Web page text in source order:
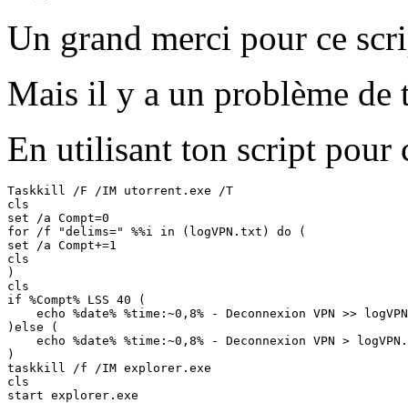
Un grand merci pour ce
Mais il y a un problème de
En utilisant ton script pour
Taskkill /F /IM utorrent.exe /T
cls
set /a Compt=0
for /f "delims=" %%i in (logVPN.txt) do (
set /a Compt+=1
cls
)
cls
if %Compt% LSS 40 (
echo %date% %time:~0,8% - Deconnexion VPN >>
)else (
echo %date% %time:~0,8% - Deconnexion VPN >
)
taskkill /f /IM explorer.exe
cls
start explorer.exe